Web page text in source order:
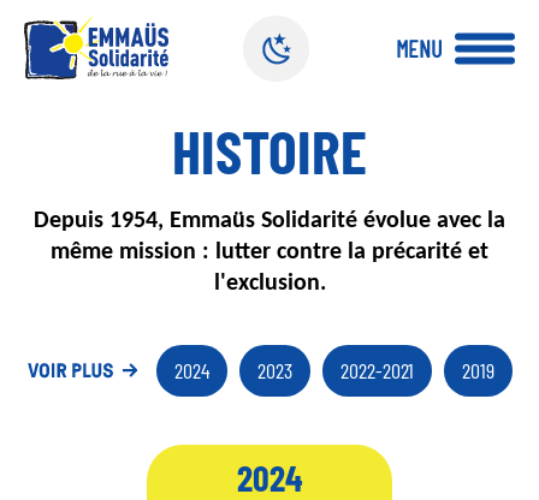
MENU
HISTOIRE
CDepuis 1954, Emmaüs Solidarité évolue avec la
même mission : lutter contre la précarité et
l'exclusion.
2024 2023 2022-2021 2019
2024
Panneau de gestion des cookies